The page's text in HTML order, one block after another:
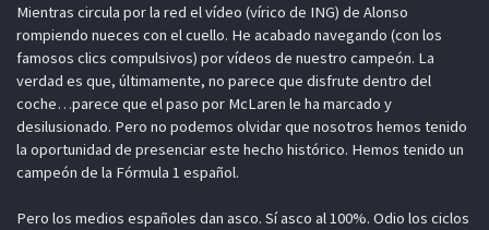
Mientras circula por la red el vídeo (vírico de ING) de Alonso
rompiendo nueces con el cuello. He acabado navegando (con los
famosos clics compulsivos) por vídeos de nuestro campeón. La
verdad es que, últimamente, no parece que disfrute dentro del
coche…parece que el paso por McLaren le ha marcado y
desilusionado. Pero no podemos olvidar que nosotros hemos tenido
la oportunidad de presenciar este hecho histórico. Hemos tenido un
campeón de la Fórmula 1 español.
Pero los medios españoles dan asco. Sí asco al 100%. Odio los ciclos